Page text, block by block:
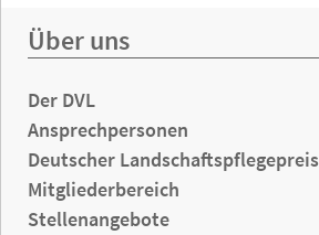
Über uns
Der DVL
Ansprechpersonen
Deutscher Landschaftspflegepreis
Mitgliederbereich
Stellenangebote